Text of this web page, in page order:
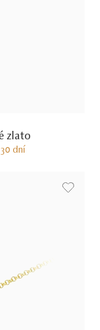
zlato
dní